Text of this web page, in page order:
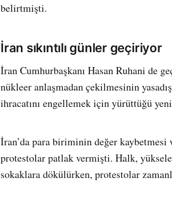
belirtmişti.
İran sıkıntılı günler geçiriyor
İran Cumhurbaşkanı Hasan Ruhani de
nükleer anlaşmadan çekilmesinin
ihracatını engellemek için yürüttüğü
İran’da para biriminin değer
protestolar patlak vermişti. Halk,
sokaklara dökülürken, protestolar